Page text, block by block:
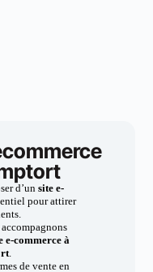
d’unsite e-
pour attirer
e-commerce à
.
de vente en